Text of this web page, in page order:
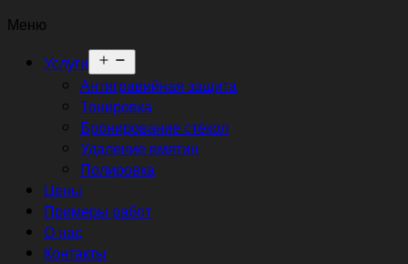
Меню
Услуги
меню
Антигравийная защита
Тонировка
Бронирование стёкол
Удаление вмятин
Полировка
Цены
Примеры работ
О нас
Контакты